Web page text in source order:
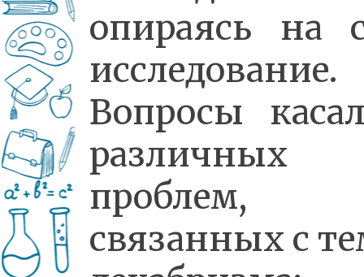
опираясь на
исследование.
Вопросы
различных
проблем,
связанных с